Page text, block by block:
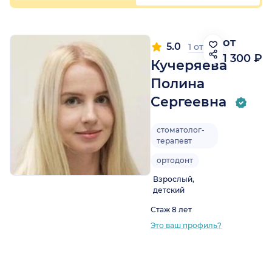
Кучеряева
Полина
Сергеевна
5.0 1 отзыв
стоматолог-
терапевт
ортодонт
Взрослый,
детский
Стаж 8 лет
Это ваш профиль?
от
1 300 ₽